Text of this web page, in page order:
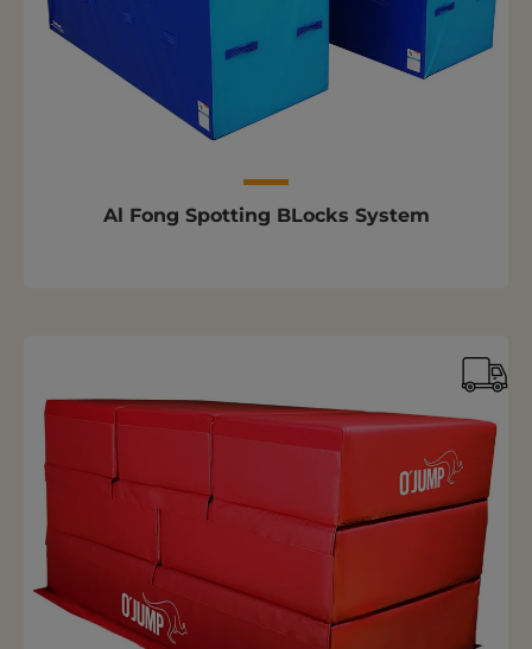
Al Fong Spotting BLocks System